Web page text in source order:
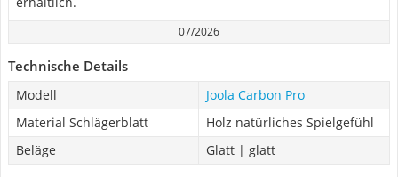
07/2026
Technische Details
Modell
Joola Carbon Pro
Material Schlägerblatt
Holz natürliches Spielgefühl
Beläge
Glatt | glatt